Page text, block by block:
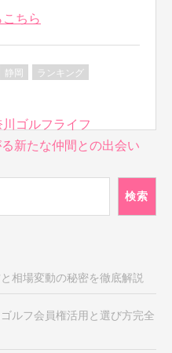
ちら
静岡 ランキング
ゴルフライフ
新たな仲間との出会い
検索
相場変動の秘密を徹底解説
ルフ会員権活用と選び方完全